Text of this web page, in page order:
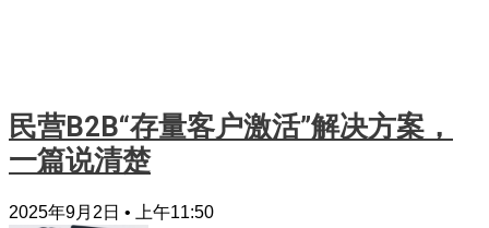
民营B2B“存量客户激活”解决方案，
一篇说清楚
2025年9月2日 上午11:50